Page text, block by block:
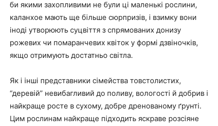
би якими захопливими не були ці маленькі рослини,
каланхое мають ще більше сюрпризів, і взимку вони
іноді утворюють суцвіття з спрямованих донизу
рожевих чи помаранчевих квіток у формі дзвіночків,
якщо отримують достатньо світла.
Як і інші представники сімейства товстолистих,
“деревій” невибагливий до поливу, вологості й добрив і
найкраще росте в сухому, добре дренованому ґрунті.
Цим рослинам найкраще підходить яскраве розсіяне